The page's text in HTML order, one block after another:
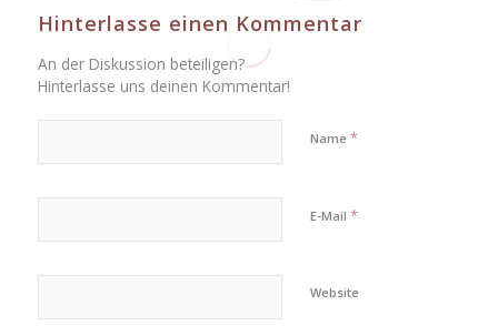
Hinterlasse einen Kommentar
An der Diskussion beteiligen?
Hinterlasse uns deinen Kommentar!
Name *
E-Mail *
Website